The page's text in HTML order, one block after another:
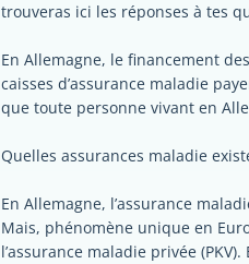
trouveras ici les réponses à tes
En Allemagne, le financement
caisses d’assurance maladie
que toute personne vivant en
Quelles assurances maladie
En Allemagne, l’assurance
Mais, phénomène unique en
l’assurance maladie privée